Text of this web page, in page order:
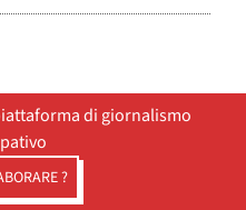
di giornalismo
?